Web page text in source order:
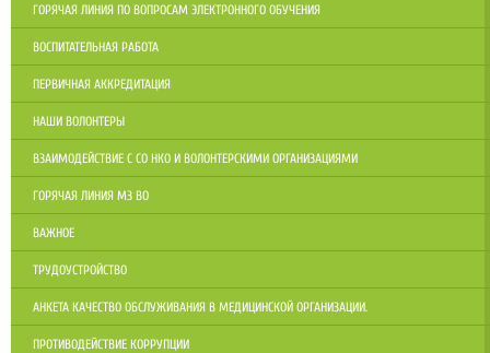
ГОРЯЧАЯ ЛИНИЯ ПО ВОПРОСАМ ЭЛЕКТРОННОГО ОБУЧЕНИЯ
ВОСПИТАТЕЛЬНАЯ РАБОТА
ПЕРВИЧНАЯ АККРЕДИТАЦИЯ
НАШИ ВОЛОНТЕРЫ
ВЗАИМОДЕЙСТВИЕ С СО НКО И ВОЛОНТЕРСКИМИ ОРГАНИЗАЦИЯМИ
ГОРЯЧАЯ ЛИНИЯ МЗ ВО
ВАЖНОЕ
ТРУДОУСТРОЙСТВО
АНКЕТА КАЧЕСТВО ОБСЛУЖИВАНИЯ В МЕДИЦИНСКОЙ ОРГАНИЗАЦИИ.
ПРОТИВОДЕЙСТВИЕ КОРРУПЦИИ